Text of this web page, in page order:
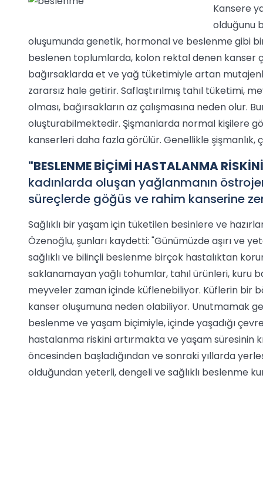
Kansere
olduğunu
oluşumunda genetik, hormonal ve beslenme gibi
beslenen toplumlarda, kolon rektal denen kanser
bağırsaklarda et ve yağ tüketimiyle artan
zararsız hale getirir. Saflaştırılmış tahıl tüketimi,
olması, bağırsakların az çalışmasına neden olur.
oluşturabilmektedir. Şişmanlarda normal kişilere
kanserleri daha fazla görülür. Genellikle şişmanlık,
"BESLENME BİÇİMİ HASTALANMA
kadınlarda oluşan yağlanmanın
süreçlerde göğüs ve rahim kanserine
Sağlıklı bir yaşam için tüketilen besinlere ve
Özenoğlu, şunları kaydetti: "Günümüzde aşırı ve
sağlıklı ve bilinçli beslenme birçok hastalıktan
saklanamayan yağlı tohumlar, tahıl ürünleri, kuru
meyveler zaman içinde küflenebiliyor. Küflerin bir
kanser oluşumuna neden olabiliyor. Unutmamak
beslenme ve yaşam biçimiyle, içinde yaşadığı
hastalanma riskini artırmakta ve yaşam süresinin
öncesinden başladığından ve sonraki yıllarda
olduğundan yeterli, dengeli ve sağlıklı beslenme